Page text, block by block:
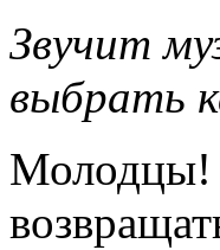
Звучит
выбрать
Молодцы!